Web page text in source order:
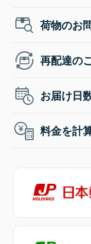
荷物のお
再配達の
お届け日
料金を計